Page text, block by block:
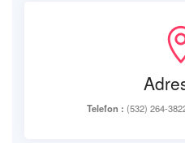
Telefon : (532) 264-